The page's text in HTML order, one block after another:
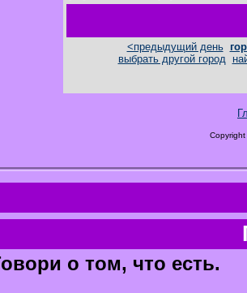
<предыдущий день
выбрать другой город
о том, что есть.